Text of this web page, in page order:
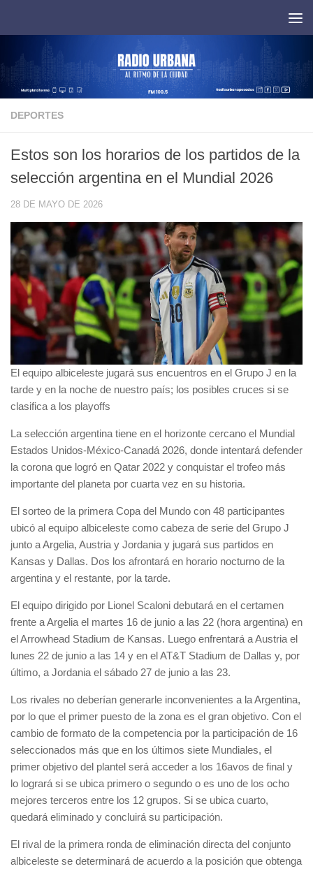
DEPORTES
Estos son los horarios de los partidos de la
selección argentina en el Mundial 2026
28 DE MAYO DE 2026
El equipo albiceleste jugará sus encuentros en el Grupo J en la
tarde y en la noche de nuestro país; los posibles cruces si se
clasifica a los playoffs
La selección argentina tiene en el horizonte cercano el Mundial
Estados Unidos-México-Canadá 2026, donde intentará defender
la corona que logró en Qatar 2022 y conquistar el trofeo más
importante del planeta por cuarta vez en su historia.
El sorteo de la primera Copa del Mundo con 48 participantes
ubicó al equipo albiceleste como cabeza de serie del Grupo J
junto a Argelia, Austria y Jordania y jugará sus partidos en
Kansas y Dallas. Dos los afrontará en horario nocturno de la
argentina y el restante, por la tarde.
El equipo dirigido por Lionel Scaloni debutará en el certamen
frente a Argelia el martes 16 de junio a las 22 (hora argentina) en
el Arrowhead Stadium de Kansas. Luego enfrentará a Austria el
lunes 22 de junio a las 14 y en el AT&T Stadium de Dallas y, por
último, a Jordania el sábado 27 de junio a las 23.
Los rivales no deberían generarle inconvenientes a la Argentina,
por lo que el primer puesto de la zona es el gran objetivo. Con el
cambio de formato de la competencia por la participación de 16
seleccionados más que en los últimos siete Mundiales, el
primer objetivo del plantel será acceder a los 16avos de final y
lo logrará si se ubica primero o segundo o es uno de los ocho
mejores terceros entre los 12 grupos. Si se ubica cuarto,
quedará eliminado y concluirá su participación.
El rival de la primera ronda de eliminación directa del conjunto
albiceleste se determinará de acuerdo a la posición que obtenga